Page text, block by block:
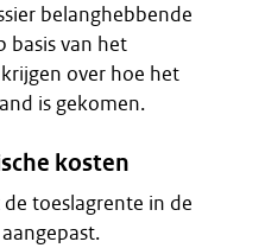
belanghebbende
basis van het
over hoe het
is gekomen.
kosten
toeslagrente in de